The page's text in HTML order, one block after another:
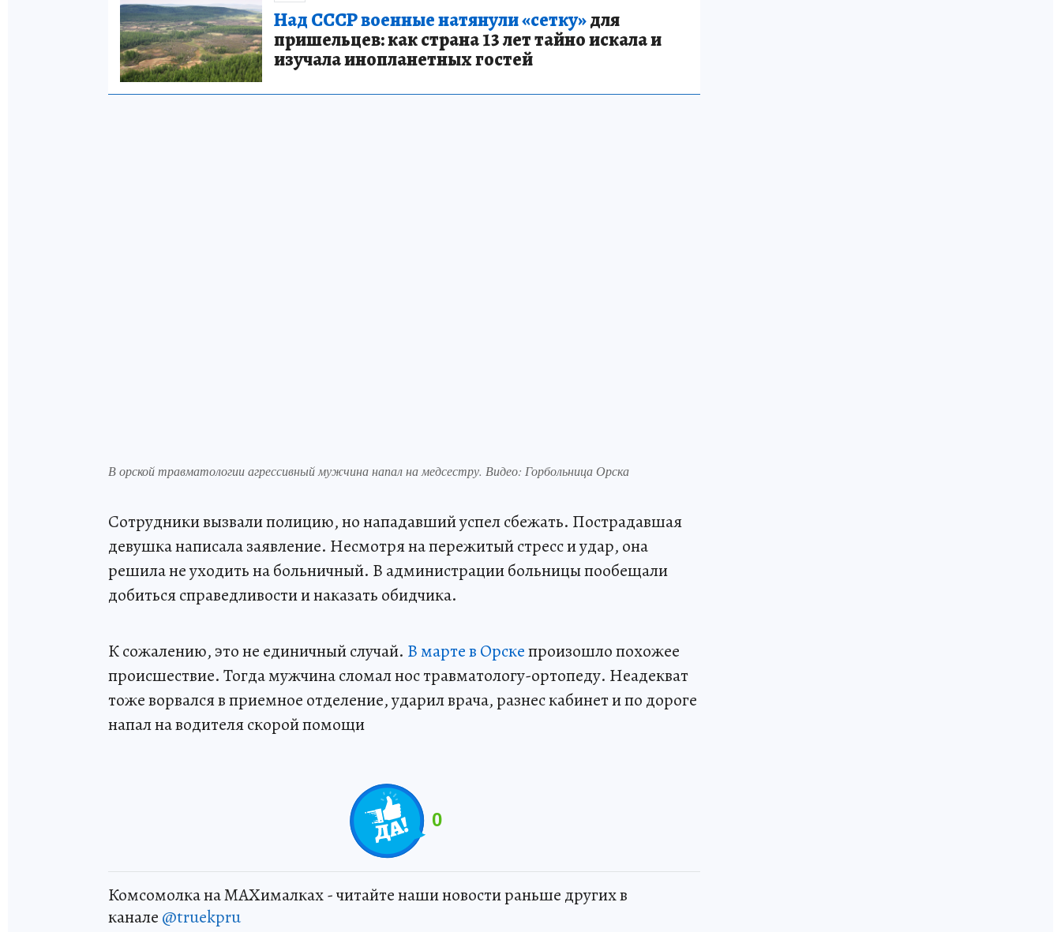
Над СССР военные натянули «сетку»для
пришельцев: как страна 13 лет тайно искала и
изучала инопланетных гостей
В орской травматологии агрессивный мужчина напал на медсестру. Видео: Горбольница Орска
Сотрудники вызвали полицию, но нападавший успел сбежать. Пострадавшая
девушка написала заявление. Несмотря на пережитый стресс и удар, она
решила не уходить на больничный. В администрации больницы пообещали
добиться справедливости и наказать обидчика.
К сожалению, это не единичный случай. В марте в Орскепроизошло похожее
происшествие. Тогда мужчина сломал нос травматологу-ортопеду. Неадекват
тоже ворвался в приемное отделение, ударил врача, разнес кабинет и по дороге
напал на водителя скорой помощи
0
Комсомолка на MAXималках - читайте наши новости раньше других в
канале @truekpru